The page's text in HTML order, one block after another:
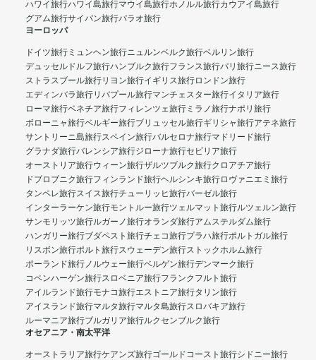
ハワイ旅行ハワイ島旅行マウイ島旅行ホノルル旅行カウアイ島旅行
グアム旅行サイパン旅行パラオ旅行
ヨーロッパ
ドイツ旅行 ミュンヘン旅行ニュルンベルク旅行ベルリン旅行
デュッセルドルフ旅行ハンブルク旅行フランス旅行パリ旅行ニース旅行
ストラスブール旅行リヨン旅行イギリス旅行ロンドン旅行
エディンバラ旅行リバプール旅行マンチェスター旅行イタリア旅行
ローマ旅行ベネチア旅行フィレンツェ旅行 ミラノ旅行ナポリ旅行
ボローニャ旅行ベルギー旅行ブリュッセル旅行ギリシャ旅行アテネ旅行
サントリーニ島旅行スペイン旅行バルセロナ旅行マドリード旅行
グラナダ旅行バレンシア旅行ジローナ旅行セビリア旅行
オーストリア旅行ウィーン旅行ザルツブルク旅行クロアチア旅行
ドブロブニク旅行フィンランド旅行ヘルシンキ旅行ロヴァニエミ旅行
タンペレ旅行スイス旅行チューリッヒ旅行バーゼル旅行
インターラーケン旅行モントルー旅行ツェルマット旅行ルツェルン旅行
サンモリッツ旅行ルガーノ旅行オランダ旅行アムステルダム旅行
ハンガリー旅行ブダペスト旅行チェコ旅行プラハ旅行ポルトガル旅行
リスボン旅行ポルト旅行スウェーデン旅行ストックホルム旅行
ポーランド旅行ノルウェー旅行ベルゲン旅行デンマーク旅行
コペンハーゲン旅行スロベニア旅行フランクフルト旅行
アイルランド旅行モナコ旅行エストニア旅行タリン旅行
アイスランド旅行マルタ旅行マルタ島旅行スロバキア旅行
ルーマニア旅行ブルガリア旅行ルクセンブルク旅行
オセアニア・南太平洋
オーストラリア旅行ケアンズ旅行ゴールドコースト旅行シドニー旅行